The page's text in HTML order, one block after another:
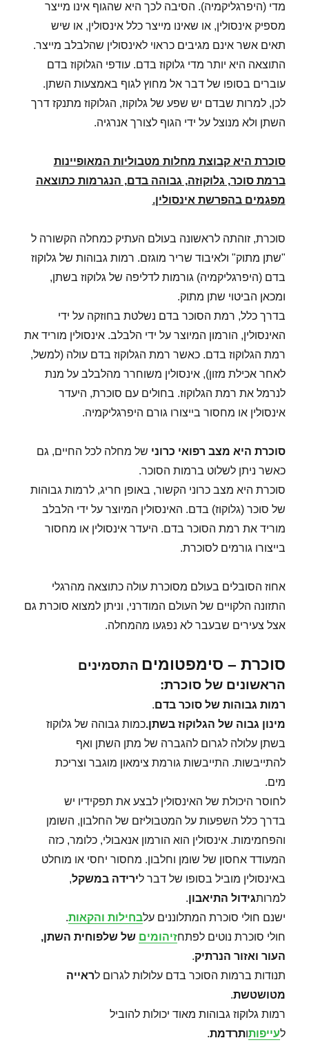
מדי (היפרגליקמיה). הסיבה לכך היא שהגוף אינו מייצר
מספיק אינסולין, או שאינו מייצר כלל אינסולין, או שיש
תאים אשר אינם מגיבים כראוי לאינסולין שהלבלב מייצר.
התוצאה היא יותר מדי גלוקוז בדם. עודפי הגלוקוז בדם
עוברים בסופו של דבר אל מחוץ לגוף באמצעות השתן.
לכן, למרות שבדם יש שפע של גלוקוז, הגלוקוז מתנקז דרך
השתן ולא מנוצל על ידי הגוף לצורך אנרגיה.
סוכרת היא קבוצת מחלות מטבוליות המאופיינות
ברמת סוכר, גלוקוזה, גבוהה בדם, הנגרמות כתוצאה
מפגמים בהפרשת אינסולין.
סוכרת, זוהתה לראשונה בעולם העתיק כמחלה הקשורה ל
"שתן מתוק" ולאיבוד שריר מוגזם. רמות גבוהות של גלוקוז
בדם (היפרגליקמיה) גורמות לדליפה של גלוקוז בשתן,
ומכאן הביטוי שתן מתוק.
בדרך כלל, רמת הסוכר בדם נשלטת בחוזקה על ידי
האינסולין, הורמון המיוצר על ידי הלבלב. אינסולין מוריד את
רמת הגלוקוז בדם. כאשר רמת הגלוקוז בדם עולה (למשל,
לאחר אכילת מזון), אינסולין משוחרר מהלבלב על מנת
לנרמל את רמת הגלוקוז. בחולים עם סוכרת, היעדר
אינסולין או מחסור בייצורו גורם היפרגליקמיה.
סוכרת היא מצב רפואי כרוני של מחלה לכל החיים, גם
כאשר ניתן לשלוט ברמות הסוכר.
סוכרת היא מצב כרוני הקשור, באופן חריג, לרמות גבוהות
של סוכר (גלוקוז) בדם. האינסולין המיוצר על ידי הלבלב
מוריד את רמת הסוכר בדם. היעדר אינסולין או מחסור
בייצורו גורמים לסוכרת.
אחוז הסובלים בעולם מסוכרת עולה כתוצאה מהרגלי
התזונה הלקויים של העולם המודרני, וניתן למצוא סוכרת גם
אצל צעירים שבעבר לא נפגעו מהמחלה.
סוכרת – סימפטומים התסמינים
הראשונים של סוכרת:
רמות גבוהות של סוכר בדם.
מינון גבוה של הגלוקוז בשתן.כמות גבוהה של גלוקוז
בשתן עלולה לגרום להגברה של מתן השתן ואף
להתייבשות. התייבשות גורמת צימאון מוגבר וצריכת
מים.
לחוסר היכולת של האינסולין לבצע את תפקידיו יש
בדרך כלל השפעות על המטבוליזם של החלבון, השומן
והפחמימות. אינסולין הוא הורמון אנאבולי, כלומר, כזה
המעודד אחסון של שומן וחלבון. מחסור יחסי או מוחלט
באינסולין מוביל בסופו של דבר לירידה במשקל,
למרותגידול התיאבון.
ישנם חולי סוכרת המתלוננים עלבחילות והקאות.
חולי סוכרת נוטים לפתחזיהומים של שלפוחית השתן,
העור ואזור הנרתיק.
תנודות ברמות הסוכר בדם עלולות לגרום לראייה
מטושטשת.
רמות גלוקוז גבוהות מאוד יכולות להוביל
לעייפותותרדמת.